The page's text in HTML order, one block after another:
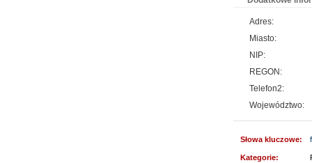
Lema24.pl -
Producent
Adres:
Miasto:
NIP:
REGON:
Telefon2:
Województwo:
Słowa kluczowe:
Kategorie: